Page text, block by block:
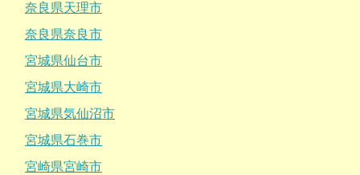
奈良県天理市
奈良県奈良市
宮城県仙台市
宮城県大崎市
宮城県気仙沼市
宮城県石巻市
宮崎県宮崎市